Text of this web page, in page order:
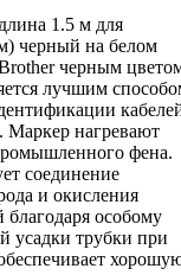
1.5 м для
черный на белом
черным
лучшим
Маркер нагревают
фена.
соединение
и окисления
благодаря особому
усадки трубки при